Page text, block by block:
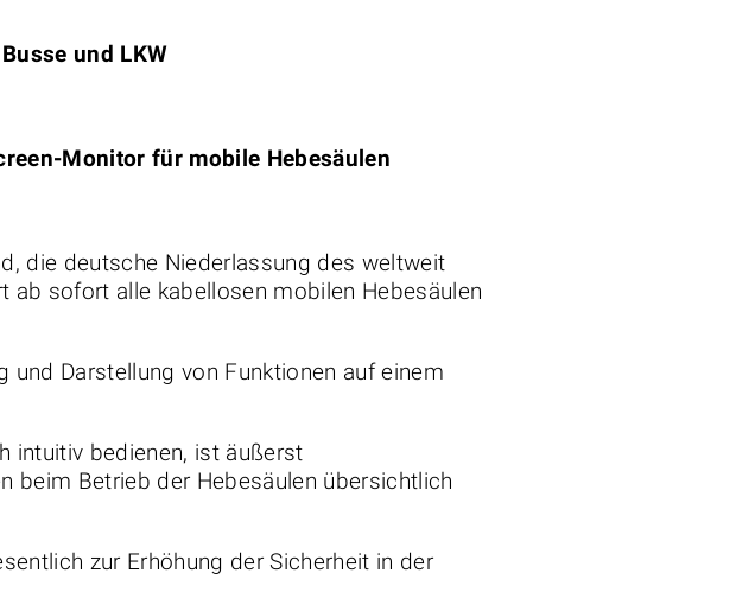
und LKW
Monitor für mobile Hebesäulen
die deutsche Niederlassung des weltweit
ab sofort alle kabellosen mobilen Hebesäulen
Darstellung von Funktionen auf einem
intuitiv bedienen, ist äußerst
beim Betrieb der Hebesäulen übersichtlich
zur Erhöhung der Sicherheit in der